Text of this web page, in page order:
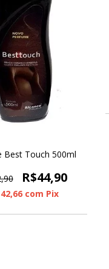
Best Touch 500ml
R$44,90
com Pix